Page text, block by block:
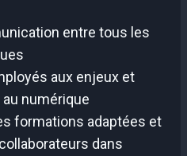
entre tous les
aux enjeux et
numérique
formations adaptées et
dans